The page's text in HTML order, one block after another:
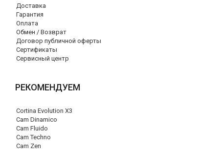
Доставка
Гарантия
Оплата
Обмен / Возврат
Договор публичной оферты
Сертификаты
Сервисный центр
РЕКОМЕНДУЕМ
Cortina Evolution X3
Cam Dinamico
Cam Fluido
Cam Techno
Cam Zen